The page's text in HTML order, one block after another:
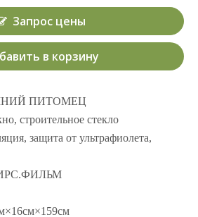
Запрос цены
в корзину
ПИТОМЕЦ
строительное стекло
защита от ультрафиолета,